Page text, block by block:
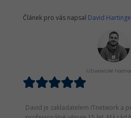
Článek pro vás napsal David
Uživatelské
David je zakladatelem ITnetwork a